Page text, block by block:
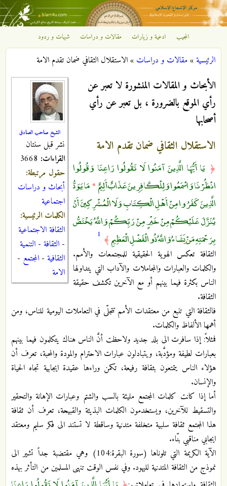
تجاوز إلى المحتوى الرئيسي
مركز
الإشعاع
الإسلامي
المجيب ادعية و زيارات مقالات و دراسات شبهات و ردود
أنت هنا
الرئيسية»مقالات و دراسات »الاستقلال الثقافي ضمان تقدم الامة
الشيخ صاحب الصادق
نشر قبل سنتان
القراءات:
حقول مرتبطة:
أبحاث و دراسات
اجتماعية
الكلمات الرئيسية:
الثقافة الاجتماعية
- الثقافة - التنمية
الثقافية - المجتمع -
الامة
الأبحاث و المقالات المنشورة لا تعبر عن
رأي الموقع بالضرورة ، بل تعبر عن رأي
أصحابها
الاستقلال الثقافي ضمان تقدم الامة
﴿ يَا أَيُّهَا الَّذِينَ آمَنُوا لَا تَقُولُوا رَاعِنَا وَقُولُوا
انْظُرْنَا وَاسْمَعُوا وَلِلْكَافِرِينَ عَذَابٌ أَلِيمٌ *مَا يَوَدُّ
الَّذِينَ كَفَرُوا مِنْ أَهْلِ الْكِتَابِ وَلَا الْمُشْرِكِينَ أَنْ
يُنَزَّلَ عَلَيْكُمْ مِنْ خَيْرٍ مِنْ رَبِّكُمْ وَاللَّهُ يَخْتَصُّ
بِرَحْمَتِهِ مَنْ يَشَاءُ وَاللَّهُ ذُو الْفَضْلِ الْعَظِيمِ ﴾ 1
الثقافة تعكس الهوية الحقيقية للمجتمعات والأمم.
والكلمات والعبارات والمجاملات والآداب التي يتداولها
الناس بكثرة فيما بينهم أو مع الآخرين تكشف حقيقة
الثقافة.
فالثقافة التي تنبع من معتقدات الأمم تتجلّى في التعاملات اليومية للناس، ومن
أهمها الألفاظ والكلمات.
فمثلاً: إذا سافرت الى بلد جديد ولاحظت أنَّ الناس هناك يتكلمون فيما بينهم
بعبارات لطيفة ومؤدَّبة، ويتبادلون عبارات الاحترام والمودة والمحبة، تعرف أن
هؤلاء الناس يتمتعون بثقافة رفيعة، تكمن وراءها عقيدة ايجابية تجاه الحياة
والإنسان.
أما إذا كانت كلمات المجتمع مليئة بالسب والشتم وعبارات الإهانة والتحقير
والتسقيط للآخرين، ويستخدمون الكلمات البذيئة والقبيحة، تعرف أن ثقافة
هذا المجتمع ثقافة سلبية متخلفة متدنية وساقطة لا تستند الى فكر سليم ومعتقد
ايجابي مناقبي بنّاء.
الآية الكريمة التي تلوناها (سورة البقرة:104) وهي مقتضبة جداً تشير الى
نموذج من الثقافة المتدنية لليهود. وفي نفس الوقت تنهى المسلمين من التأثر بهذه